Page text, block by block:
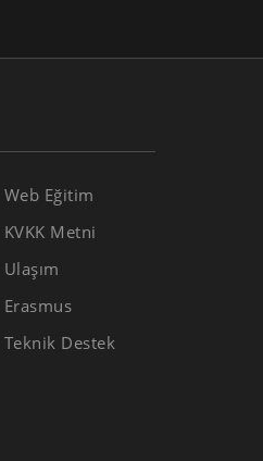
Web Eğitim
KVKK Metni
Ulaşım
Erasmus
Teknik Destek